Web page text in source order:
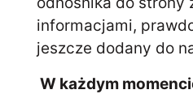
informacjami,
jeszcze dodany do
W każdym